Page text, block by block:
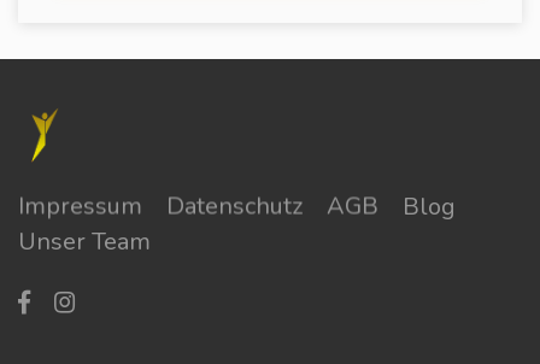
Impressum Datenschutz AGB
Blog
Unser Team